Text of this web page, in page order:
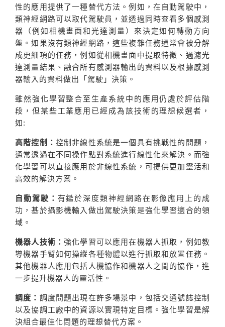
性的應用提供了一種替代方法。例如，在自動駕駛中，
類神經網路可以取代駕駛員，並透過同時查看多個感測
器（例如相機畫面和光達測量）來決定如何轉動方向
盤。如果沒有類神經網路，這些複雜任務通常會被分解
成更細項的任務，例如從相機畫面中提取特徵、過濾光
達測量結果、融合所有感測器輸出的資料以及根據感測
器輸入的資料做出「駕駛」決策。
雖然強化學習整合至生產系統中的應用仍處於評估階
段，但某些工業應用已經成為該技術的理想候選者，
如:
高階控制： 控制非線性系統是一個具有挑戰性的問題，
通常透過在不同操作點對系統進行線性化來解決。而強
化學習可以直接應用於非線性系統，可提供更加靈活和
高效的解決方案。
自動駕駛： 有鑑於深度類神經網路在影像應用上的成
功，基於攝影機輸入做出駕駛決策是強化學習適合的領
域。
機器人技術：強化學習可以應用在機器人抓取，例如教
導機器手臂如何操縱各種物體以進行抓取和放置任務。
其他機器人應用包括人機協作和機器人之間的協作，進
一步提升機器人的靈活性。
調度： 調度問題出現在許多場景中，包括交通號誌控制
以及協調工廠中的資源以實現特定目標。強化學習是解
決組合最佳化問題的理想替代方案。